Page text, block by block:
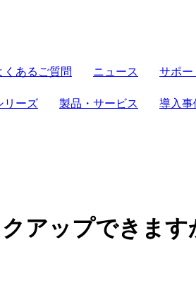
くあるご質問 ニュース サポー
リーズ 製品・サービス
新規開業おまかせセット
導入事
アップできます